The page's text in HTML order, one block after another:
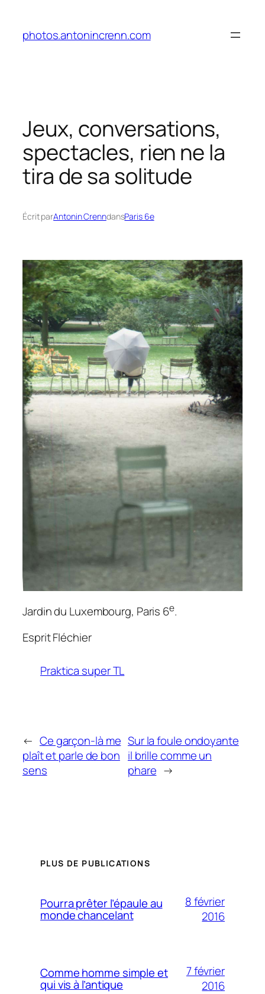
contenu
photos.antonincrenn.com
Jeux, conversations,
spectacles, rien ne la
tira de sa solitude
Écrit parAntonin CrenndansParis 6e
Jardin du Luxembourg, Paris 6e.
Esprit Fléchier
Praktica super TL
← Ce garçon-là me
plaît et parle de bon
sens
Sur la foule ondoyante
il brille comme un
phare →
PLUS DE PUBLICATIONS
Pourra prêter l’épaule au
monde chancelant
8 février
2016
Comme homme simple et
qui vis à l’antique
7 février
2016